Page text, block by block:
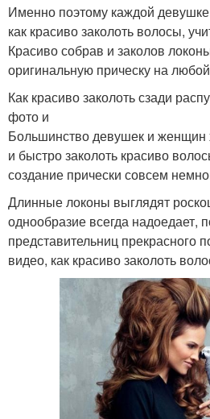
Именно поэтому каждой девушке
как красиво заколоть волосы,
Красиво собрав и заколов
оригинальную прическу на
Как красиво заколоть сзади
фото и
Большинство девушек и женщин
и быстро заколоть красиво
создание прически совсем
Длинные локоны выглядят
однообразие всегда надоедает,
представительниц прекрасного
видео, как красиво заколоть